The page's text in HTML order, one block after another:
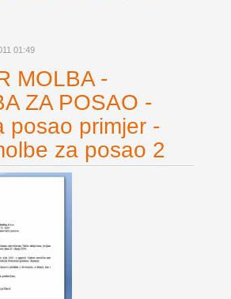
01:49
MOLBA -
ZA POSAO -
posao primjer -
za posao 2